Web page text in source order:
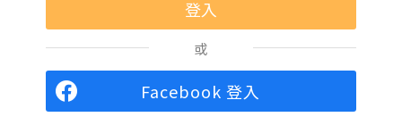
或
Facebook 登入